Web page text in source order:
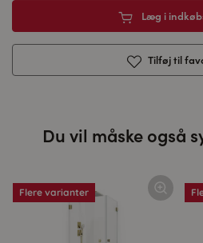
Læg i
Tilføj til
Du vil måske også
Flere varianter